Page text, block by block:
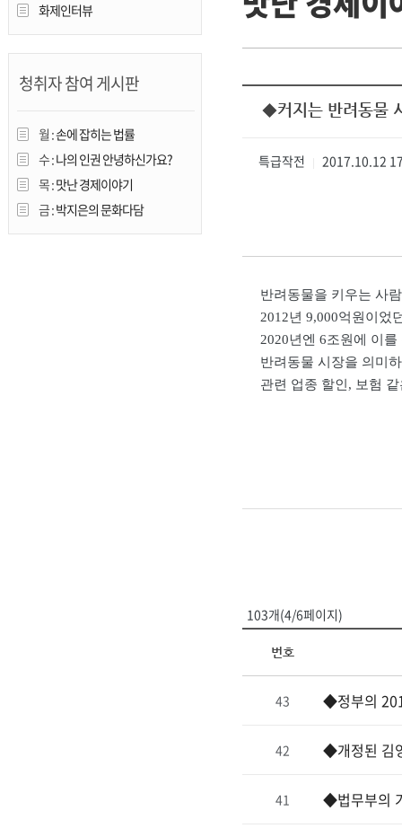
화제인터뷰
청취자 참여 게시판
월 :손에 잡히는 법률
수 :나의 인권 안녕하신가요?
목 :맛난 경제이야기
금 :박지은의 문화다담
◆커지는 반려동물
특급작전 2017.10.12
반려동물을 키우는 사
2012년 9,000억원이었
2020년엔 6조원에 이를
반려동물 시장을 의미
관련 업종 할인, 보험
103개(4/6페이지)
번호
43 ◆정부의
42 ◆개정된 김
41 ◆법무부의